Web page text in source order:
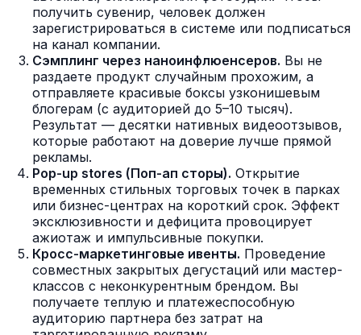
получить сувенир, человек должен
зарегистрироваться в системе или подписаться
на канал компании.
Сэмплинг через наноинфлюенсеров. Вы не
раздаете продукт случайным прохожим, а
отправляете красивые боксы узконишевым
блогерам (с аудиторией до 5–10 тысяч).
Результат — десятки нативных видеоотзывов,
которые работают на доверие лучше прямой
рекламы.
Pop-up stores (Поп-ап сторы). Открытие
временных стильных торговых точек в парках
или бизнес-центрах на короткий срок. Эффект
эксклюзивности и дефицита провоцирует
ажиотаж и импульсивные покупки.
Кросс-маркетинговые ивенты. Проведение
совместных закрытых дегустаций или мастер-
классов с неконкурентным брендом. Вы
получаете теплую и платежеспособную
аудиторию партнера без затрат на